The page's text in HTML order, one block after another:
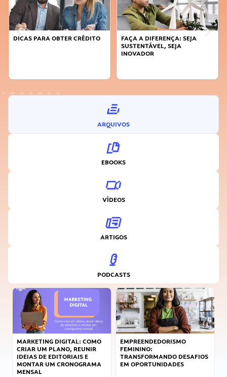
DICAS PARA OBTER CRÉDITO
FAÇA A DIFERENÇA: SEJA
SUSTENTÁVEL, SEJA
INOVADOR
ARQUIVOS
EBOOKS
VÍDEOS
ARTIGOS
PODCASTS
MARKETING DIGITAL: COMO
CRIAR UM PLANO, REUNIR
IDEIAS DE EDITORIAIS E
MONTAR UM CRONOGRAMA
MENSAL
EMPREENDEDORISMO
FEMININO:
TRANSFORMANDO DESAFIOS
EM OPORTUNIDADES